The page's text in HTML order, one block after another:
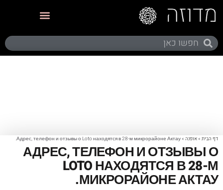
דף הבית »אופנה »
Адрес, телефон и отзывы о Loto находятся в 28-м микрорайоне Актау.
АДРЕС, ТЕЛЕФОН И ОТЗЫВЫ О
LOTO НАХОДЯТСЯ В 28-М
МИКРОРАЙОНЕ АКТАУ.